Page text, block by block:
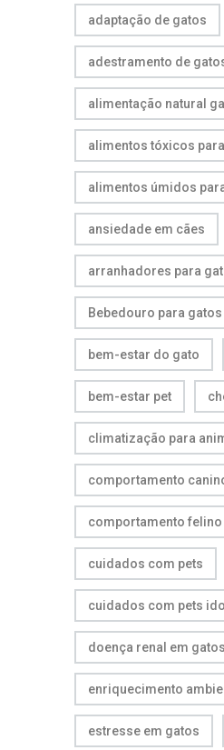
adaptação de gatos
adestramento de
alimentação natural
alimentos tóxicos
alimentos úmidos
ansiedade em cães
arranhadores para
Bebedouro para gatos
bem-estar do gato
bem-estar pet
climatização para
comportamento
comportamento felino
cuidados com pets
cuidados com pets
doença renal em gatos
enriquecimento
estresse em gatos